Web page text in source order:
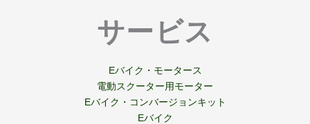
サービス
Eバイク・モータース
電動スクーター用モーター
Eバイク・コンバージョンキット
Eバイク